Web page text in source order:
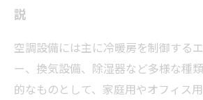
説
空調設備には主に冷暖房を制御する
ー、換気設備、除湿器など多様な種
的なものとして、家庭用やオフィス